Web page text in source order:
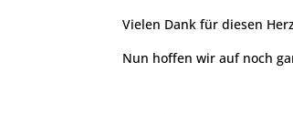
Vielen Dank für diesen
Nun hoffen wir auf noch